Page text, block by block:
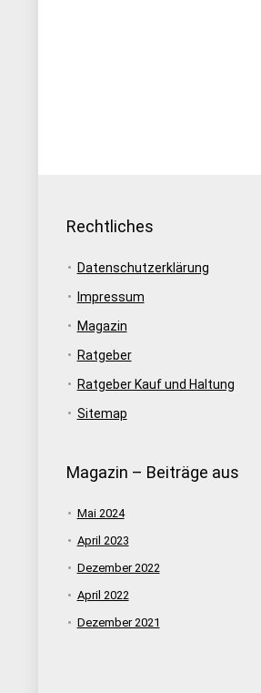
Rechtliches
Datenschutzerklärung
Impressum
Magazin
Ratgeber
Ratgeber Kauf und Haltung
Sitemap
Magazin – Beiträge aus
Mai 2024
April 2023
Dezember 2022
April 2022
Dezember 2021